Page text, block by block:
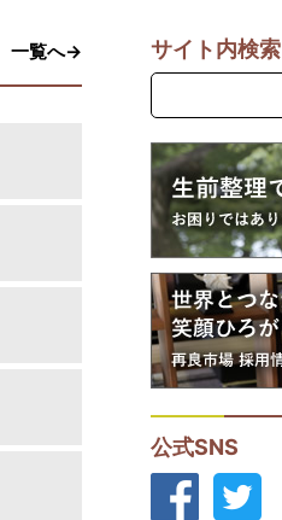
一覧へ→ サイト内検索
公式SNS